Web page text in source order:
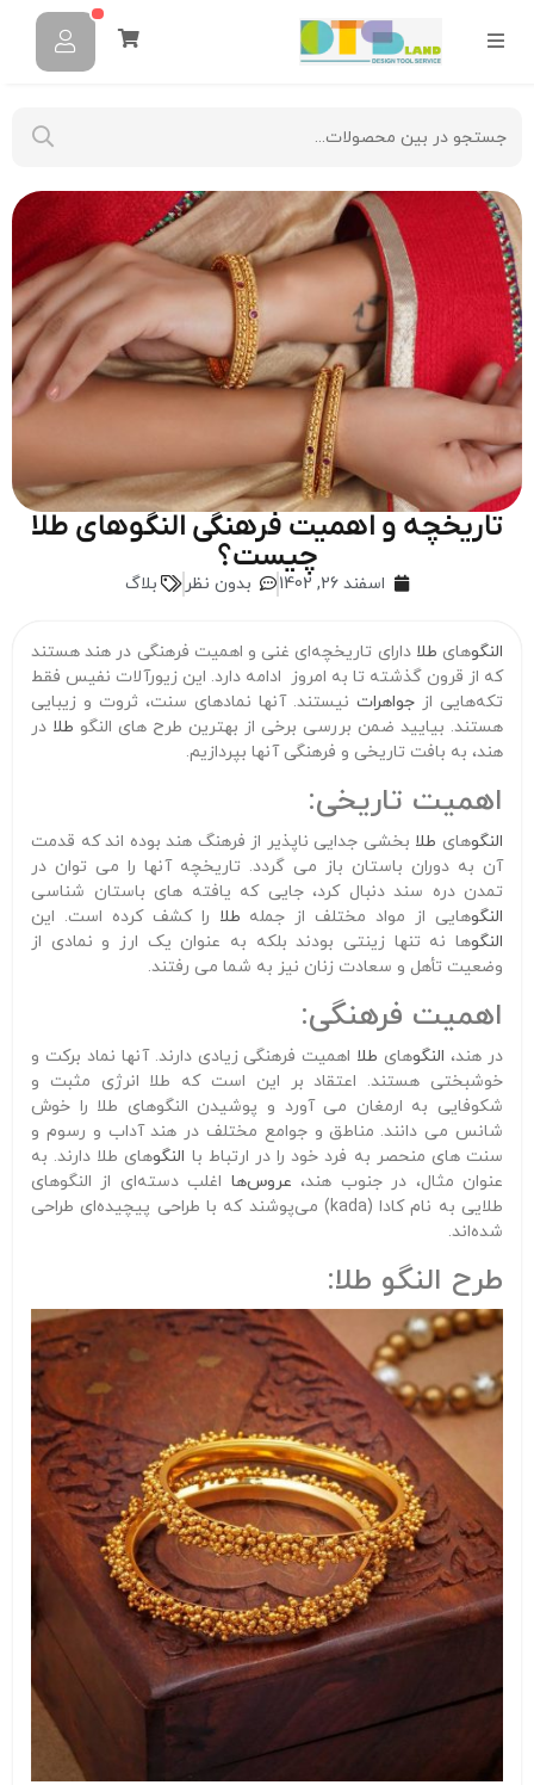
تاریخچه و اهمیت فرهنگی النگوهای طلا
چیست؟
اسفند 26, 1402 بدون نظر بلاگ
النگوهای طلا دارای تاریخچه‌ای غنی و اهمیت فرهنگی در هند هستند
که از قرون گذشته تا به امروز ادامه دارد. این زیورآلات نفیس فقط
تکه‌هایی از جواهرات نیستند. آنها نمادهای سنت، ثروت و زیبایی
هستند. بیایید ضمن بررسی برخی از بهترین طرح های النگو طلا در
هند، به بافت تاریخی و فرهنگی آنها بپردازیم.
اهمیت تاریخی:
النگوهای طلا بخشی جدایی ناپذیر از فرهنگ هند بوده اند که قدمت
آن به دوران باستان باز می گردد. تاریخچه آنها را می توان در
تمدن دره سند دنبال کرد، جایی که یافته های باستان شناسی
النگوهایی از مواد مختلف از جمله طلا را کشف کرده است. این
النگوها نه تنها زینتی بودند بلکه به عنوان یک ارز و نمادی از
وضعیت تأهل و سعادت زنان نیز به شما می رفتند.
اهمیت فرهنگی:
در هند، النگوهای طلا اهمیت فرهنگی زیادی دارند. آنها نماد برکت و
خوشبختی هستند. اعتقاد بر این است که طلا انرژی مثبت و
شکوفایی به ارمغان می آورد و پوشیدن النگوهای طلا را خوش
شانس می دانند. مناطق و جوامع مختلف در هند آداب و رسوم و
سنت های منحصر به فرد خود را در ارتباط با النگوهای طلا دارند. به
عنوان مثال، در جنوب هند، عروس‌ها اغلب دسته‌ای از النگوهای
طلایی به نام کادا (kada) می‌پوشند که با طراحی پیچیده‌ای طراحی
شده‌اند.
طرح النگو طلا: